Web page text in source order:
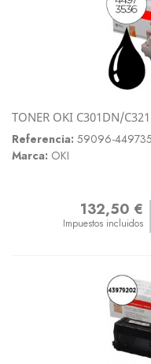
TONER OKI C301DN/
Referencia: 59096-
Marca: OKI
Precio132,50 €
Impuestos incluidos